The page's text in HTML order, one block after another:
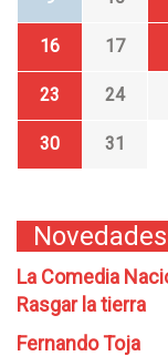
16 17
23 24
30
31
Novedades
La Comedia
Rasgar la tierra
Fernando Toja